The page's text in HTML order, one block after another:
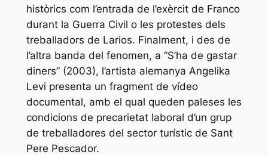
històrics com l’entrada de l’exèrcit de Franco
durant la Guerra Civil o les protestes dels
treballadors de Larios. Finalment, i des de
l’altra banda del fenomen, a “S’ha de gastar
diners” (2003), l’artista alemanya Angelika
Levi presenta un fragment de vídeo
documental, amb el qual queden paleses les
condicions de precarietat laboral d’un grup
de treballadores del sector turístic de Sant
Pere Pescador.